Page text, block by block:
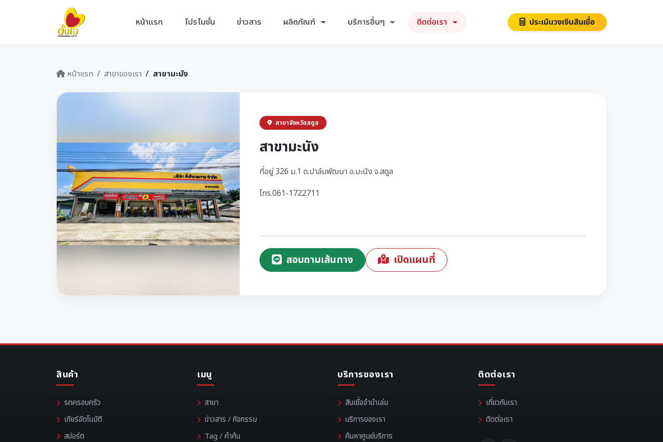
หน้าแรก โปรโมชั่น ข่าวสาร ผลิตภัณฑ์ บริการอื่นๆ ติดต่อเรา ประเมินวงเงินสินเชื่อ
หน้าแรก สาขาของเรา สาขามะนัง
สาขาจังหวัดสตูล
สาขามะนัง
ที่อยู่ 326 ม.1 ต.ปาล์มพัฒนา อ.มะนัง จ.สตูล
โทร.061-1722711
สอบถามเส้นทาง เปิดแผนที่
สินค้า
รถครอบครัว
เกียร์อัตโนมัติ
สปอร์ต
เมนู
สาขา
ข่าวสาร / กิจกรรม
Tag / คำค้น
บริการของเรา
สินเชื่อจำนำเล่ม
บริการของเรา
ค้นหาศูนย์บริการ
ติดต่อเรา
เกี่ยวกับเรา
ติดต่อเรา